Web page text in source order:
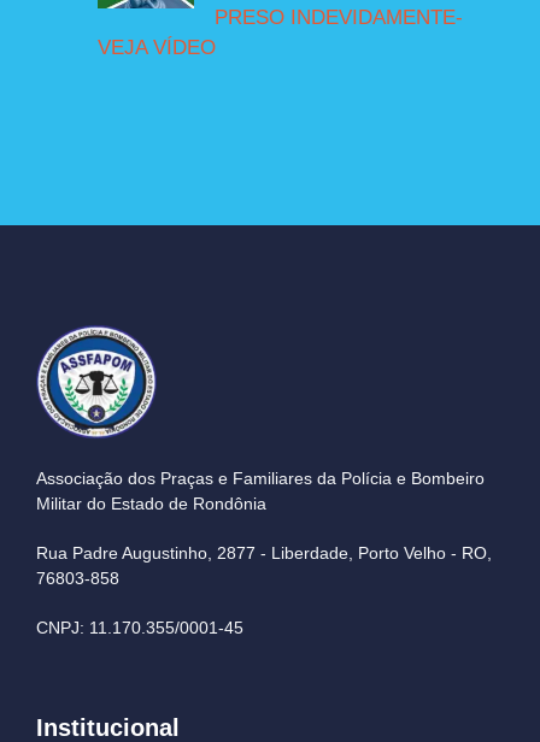
PRESO INDEVIDAMENTE-
VEJA VÍDEO
Associação dos Praças e Familiares da Polícia e Bombeiro
Militar do Estado de Rondônia
Rua Padre Augustinho, 2877 - Liberdade, Porto Velho - RO,
76803-858
CNPJ: 11.170.355/0001-45
Institucional